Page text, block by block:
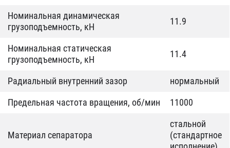
Номинальная динамическая
грузоподъемность, кН
11.9
Номинальная статическая
грузоподъемность, кН
11.4
Радиальный внутренний зазор
нормальный
Предельная частота вращения, об/мин
11000
Материал сепаратора
стальной
(стандартное